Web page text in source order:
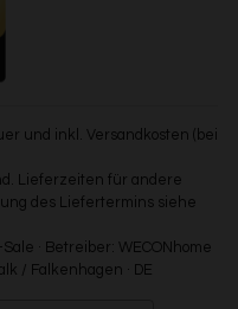
und inkl. Versandkosten (bei
Lieferzeiten für andere
des Liefertermins siehe
· Betreiber: WECONhome
/ Falkenhagen · DE
vornehmen.
Auswahl von
Werbung
von Inhalten